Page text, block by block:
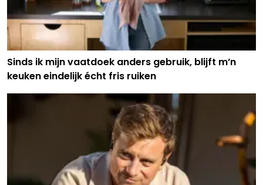
Sinds ik mijn vaatdoek anders gebruik, blijft m’n
keuken eindelijk écht fris ruiken